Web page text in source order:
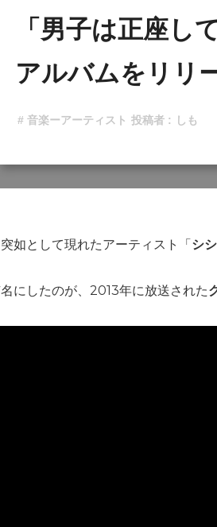
「男子は正座し
アルバムをリリ
# 音楽ーアーティスト 投稿者 : しも
如として現れたアーティスト「シ
にしたのが、2013年に放送された